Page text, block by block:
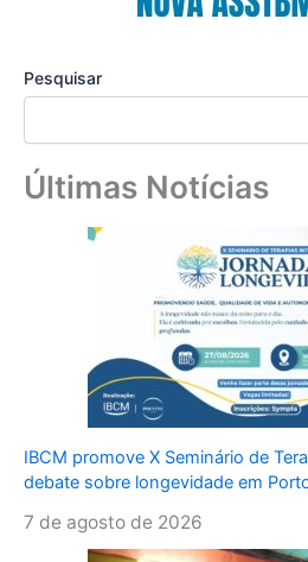
Pesquisar
Últimas Notícias
IBCM promove X Seminário de
debate sobre longevidade em
7 de agosto de 2026